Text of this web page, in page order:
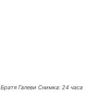
Галеви Снимка: 24 часа